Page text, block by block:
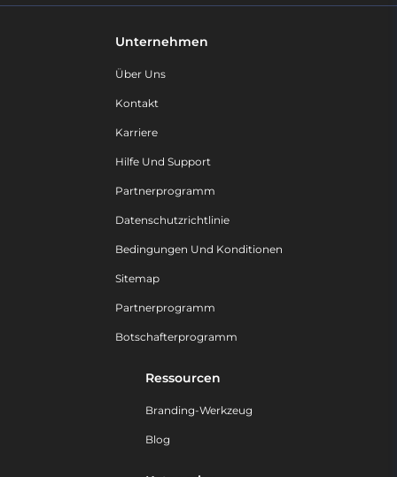
Unternehmen
Über Uns
Kontakt
Karriere
Hilfe Und Support
Partnerprogramm
Datenschutzrichtlinie
Bedingungen Und Konditionen
Sitemap
Partnerprogramm
Botschafterprogramm
Ressourcen
Branding-Werkzeug
Blog